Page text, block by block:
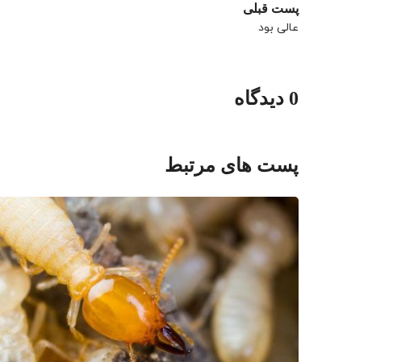
پست قبلی
عالی بود
0 دیدگاه
پست های مرتبط